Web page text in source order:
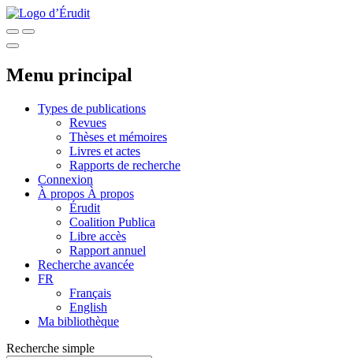
Menu principal
Types de publications
Revues
Thèses et mémoires
Livres et actes
Rapports de recherche
Connexion
À propos À propos
Érudit
Coalition Publica
Libre accès
Rapport annuel
Recherche avancée
FR
Français
English
Ma bibliothèque
Recherche simple